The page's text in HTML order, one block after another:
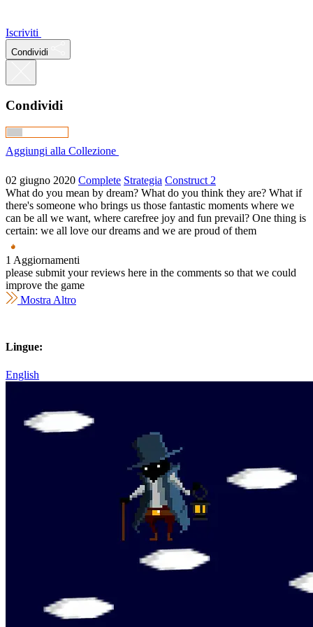
Iscriviti
Condividi
Condividi
Aggiungi alla Collezione
02 giugno 2020 Complete Strategia Construct 2
What do you mean by dream? What do you think they are? What if
there's someone who brings us those fantastic moments where we
can be all we want, where carefree joy and fun prevail? One thing is
certain: we all love our dreams and we are proud of them
1 Aggiornamenti
please submit your reviews here in the comments so that we could
improve the game
Mostra Altro
Lingue:
English